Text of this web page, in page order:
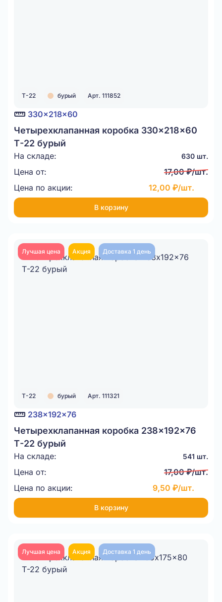
Т-22 бурый Арт. 111852
330x218x60
Четырехклапанная коробка 330x218x60
Т-22 бурый
На складе: 630 шт.
Цена от:
17,00 ₽/шт.
Цена по акции:
12,00 ₽/шт.
В корзину
Лучшая цена Акция Доставка 1 день
Т-22 бурый Арт. 111321
238x192x76
Четырехклапанная коробка 238x192x76
Т-22 бурый
На складе: 541 шт.
Цена от:
17,00 ₽/шт.
Цена по акции:
9,50 ₽/шт.
В корзину
Лучшая цена Акция Доставка 1 день